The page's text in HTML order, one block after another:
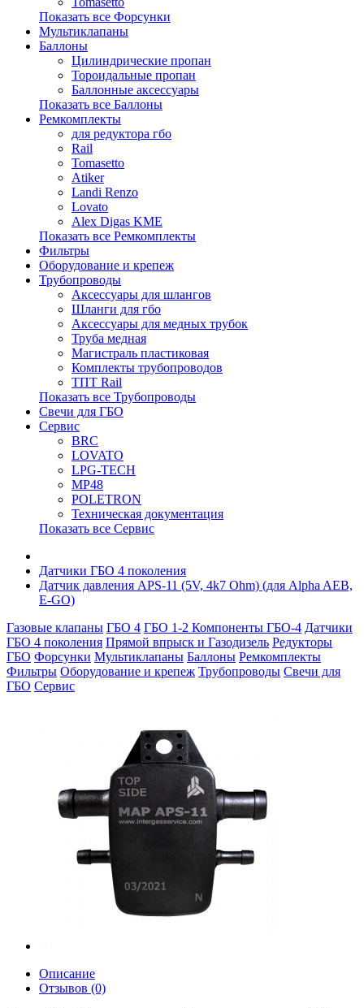
Показать все Форсунки
Мультиклапаны
Баллоны
Цилиндрические пропан
Тороидальные пропан
Баллонные аксессуары
Показать все Баллоны
Ремкомплекты
для редуктора гбо
Rail
Tomasetto
Atiker
Landi Renzo
Lovato
Alex Digas KME
Показать все Ремкомплекты
Фильтры
Оборудование и крепеж
Трубопроводы
Аксессуары для шлангов
Шланги для гбо
Аксессуары для медных трубок
Труба медная
Магистраль пластиковая
Комплекты трубопроводов
ТПТ Rail
Показать все Трубопроводы
Свечи для ГБО
Сервис
BRC
LOVATO
LPG-TECH
MP48
POLETRON
Техническая документация
Показать все Сервис
Датчики ГБО 4 поколения
Датчик давления APS-11 (5V, 4k7 Ohm) (для Alpha AEB,
E-GO)
Газовые клапаны ГБО 4 ГБО 1-2 Компоненты ГБО-4 Датчики
ГБО 4 поколения Прямой впрыск и Газодизель Редукторы
ГБО Форсунки Мультиклапаны Баллоны Ремкомплекты
Фильтры Оборудование и крепеж Трубопроводы Свечи для
ГБО Сервис
Описание
Отзывов (0)